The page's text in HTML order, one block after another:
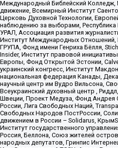
Международный Библейский Колледж,
движение, Всемирный Институт
Церковь Духовной Технологии,
наблюдению за выборами,
УРАЛ, Ассоциация развития
Институт Международных
ГРУПА, Фонд имени Генриха Бёлля,
Insider, Институт правовой
Европы, Фонд Открытой Эстонии,
украинский конгресс, Институт
национальная федерация Канады,
научный центр им Вудро Вильсона,
Всеукраинский духовный центр ,
Швеции, Проект Медуза, Фонд Андрея
России, Лига Свободных Наций,
Свободных Народов ПостРоссии,
движением в России – Solidarus,
Институт государственного
Россия, Беллона, Союз жителей
народных депутатов, Гринпис